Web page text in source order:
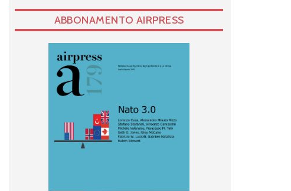
ABBONAMENTO AIRPRESS